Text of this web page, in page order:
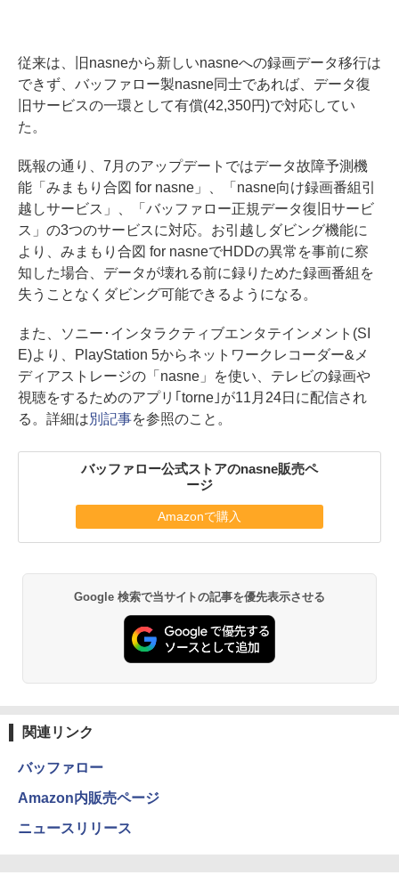
従来は、旧nasneから新しいnasneへの録画データ移行は
できず、バッファロー製nasne同士であれば、データ復
旧サービスの一環として有償(42,350円)で対応してい
た。
既報の通り、7月のアップデートではデータ故障予測機
能「みまもり合図 for nasne」、「nasne向け録画番組引
越しサービス」、「バッファロー正規データ復旧サービ
ス」の3つのサービスに対応。お引越しダビング機能に
より、みまもり合図 for nasneでHDDの異常を事前に察
知した場合、データが壊れる前に録りためた録画番組を
失うことなくダビング可能できるようになる。
また、ソニー･インタラクティブエンタテインメント(SI
E)より、PlayStation 5からネットワークレコーダー&メ
ディアストレージの「nasne」を使い、テレビの録画や
視聴をするためのアプリ｢torne｣が11月24日に配信され
る。詳細は別記事を参照のこと。
バッファロー公式ストアのnasne販売ペ
ージ
Amazonで購入
Google 検索で当サイトの記事を優先表示させる
関連リンク
バッファロー
Amazon内販売ページ
ニュースリリース